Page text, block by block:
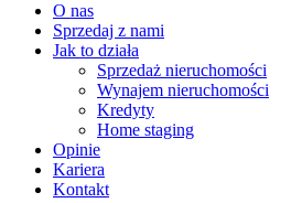
O nas
Sprzedaj z nami
Jak to działa
Sprzedaż nieruchomości
Wynajem nieruchomości
Kredyty
Home staging
Opinie
Kariera
Kontakt